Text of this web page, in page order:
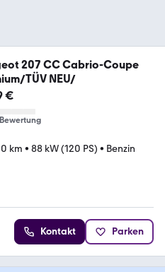
207 CC Cabrio-Coupe
TÜV NEU/
€
km • 88 kW (120 PS) • Benzin
Kontakt Parken